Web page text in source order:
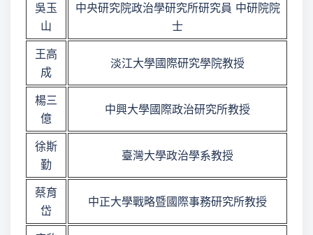
吳玉
山
中央研究院政治學研究所研究員 中研院院
士
王高
成
淡江大學國際研究學院教授
楊三
億
中興大學國際政治研究所教授
徐斯
勤
臺灣大學政治學系教授
蔡育
岱
中正大學戰略暨國際事務研究所教授